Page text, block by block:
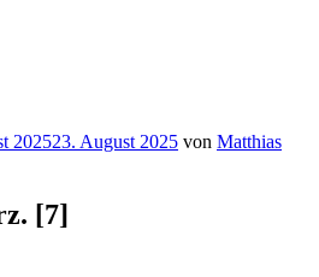
202523. August 2025 von Matthias
[7]